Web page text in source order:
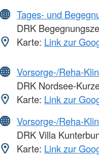
Tages- und
DRK
Karte: Link zur
Vorsorge-/Reha-
DRK Nordsee-
Karte: Link zur
Vorsorge-/Reha-
DRK Villa
Karte: Link zur